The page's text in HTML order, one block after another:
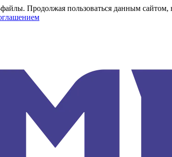
Продолжая пользоваться данным сайтом,